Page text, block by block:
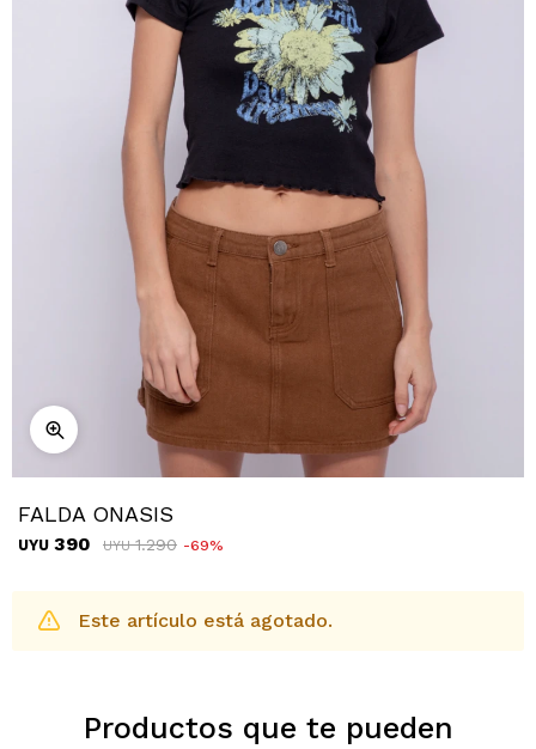
FALDA ONASIS
UYU 390 UYU 1.290 69
Este artículo está agotado.
Productos que te pueden